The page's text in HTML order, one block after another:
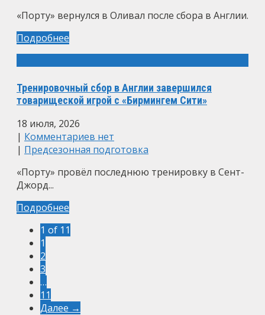
«Порту» вернулся в Оливал после сбора в Англии.
Подробнее
Тренировочный сбор в Англии завершился
товарищеской игрой с «Бирмингем Сити»
18 июля, 2026
| Комментариев нет
| Предсезонная подготовка
«Порту» провёл последнюю тренировку в Сент-
Джорд...
Подробнее
1 of 11
1
2
3
…
11
Далее →